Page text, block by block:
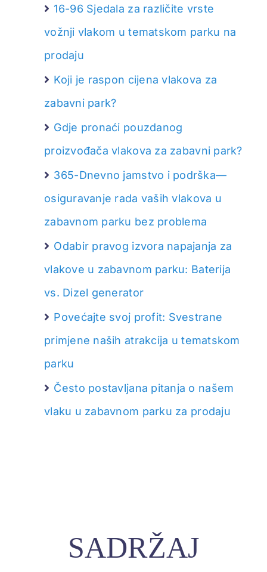
16-96 Sjedala za različite vrste
vožnji vlakom u tematskom parku na
prodaju
Koji je raspon cijena vlakova za
zabavni park?
Gdje pronaći pouzdanog
proizvođača vlakova za zabavni park?
365-Dnevno jamstvo i podrška—
osiguravanje rada vaših vlakova u
zabavnom parku bez problema
Odabir pravog izvora napajanja za
vlakove u zabavnom parku: Baterija
vs. Dizel generator
Povećajte svoj profit: Svestrane
primjene naših atrakcija u tematskom
parku
Često postavljana pitanja o našem
vlaku u zabavnom parku za prodaju
SADRŽAJ